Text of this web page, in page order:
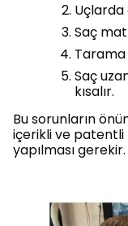
Uçlarda
Saç
Tarama
Saç
kısalır.
Bu sorunların
içerikli ve patentli
yapılması gerekir.